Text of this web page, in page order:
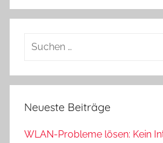
Suchen
Neueste Beiträge
WLAN-Probleme lösen: Kein